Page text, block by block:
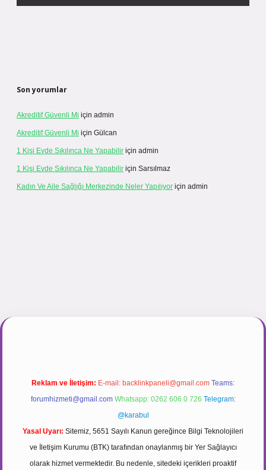
Son yorumlar
Akreditif Güvenli Mi için admin
Akreditif Güvenli Mi için Gülcan
1 Kişi Evde Sıkılınca Ne Yapabilir için admin
1 Kişi Evde Sıkılınca Ne Yapabilir için Sarsılmaz
Kadın Ve Aile Sağlığı Merkezinde Neler Yapılıyor için admin
Reklam ve İletişim: E-mail: backlinkpaneli@gmail.com Teams:
forumhizmeti@gmail.com Whatsapp: 0262 606 0 726 Telegram:
@karabul
Yasal Uyarı: Sitemiz, 5651 Sayılı Kanun gereğince Bilgi Teknolojileri
ve İletişim Kurumu (BTK) tarafından onaylanmış bir Yer Sağlayıcı
olarak hizmet vermektedir. Bu nedenle, sitedeki içerikleri proaktif